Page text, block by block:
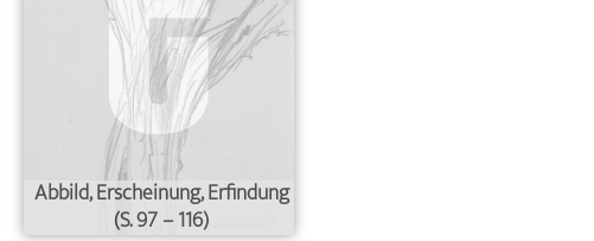
Abbild, Erscheinung, Erfindung
(S. 97 – 116)